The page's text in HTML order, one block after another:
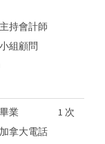
持會計師
組顧問
業
拿大電話
1 次